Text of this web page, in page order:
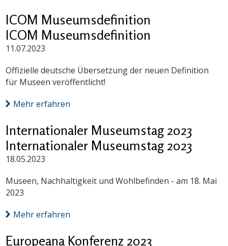
ICOM Museumsdefinition
ICOM Museumsdefinition
11.07.2023
Offizielle deutsche Übersetzung der neuen Definition
für Museen veröffentlicht!
Mehr erfahren
Internationaler Museumstag 2023
Internationaler Museumstag 2023
18.05.2023
Museen, Nachhaltigkeit und Wohlbefinden - am 18. Mai
2023
Mehr erfahren
Europeana Konferenz 2023